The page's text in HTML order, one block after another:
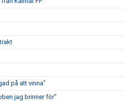
på att vinna"
jag brinner för"